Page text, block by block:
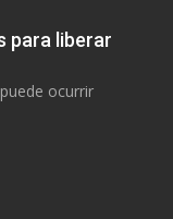
para liberar
ocurrir